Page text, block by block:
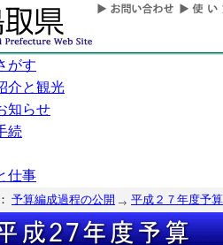
がす
介と観光
知らせ
続
仕事
予算編成過程の公開 平成２７年度予算